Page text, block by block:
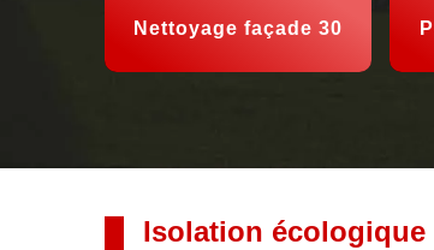
Nettoyage façade 30
Isolation écologique